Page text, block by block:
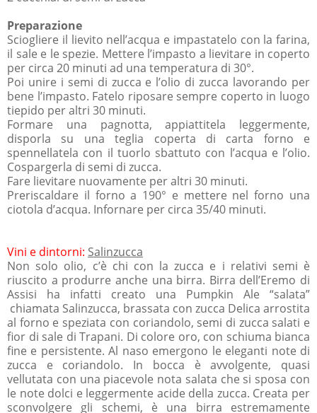
Preparazione
Sciogliere il lievito nell’acqua e impastatelo con la farina,
il sale e le spezie. Mettere l’impasto a lievitare in coperto
per circa 20 minuti ad una temperatura di 30°.
Poi unire i semi di zucca e l’olio di zucca lavorando per
bene l’impasto. Fatelo riposare sempre coperto in luogo
tiepido per altri 30 minuti.
Formare una pagnotta, appiattitela leggermente,
disporla su una teglia coperta di carta forno e
spennellatela con il tuorlo sbattuto con l’acqua e l’olio.
Cospargerla di semi di zucca.
Fare lievitare nuovamente per altri 30 minuti.
Preriscaldare il forno a 190° e mettere nel forno una
ciotola d’acqua. Infornare per circa 35/40 minuti.
Vini e dintorni: Salinzucca
Non solo olio, c’è chi con la zucca e i relativi semi è
riuscito a produrre anche una birra. Birra dell’Eremo di
Assisi ha infatti creato una Pumpkin Ale “salata”
chiamata Salinzucca, brassata con zucca Delica arrostita
al forno e speziata con coriandolo, semi di zucca salati e
fior di sale di Trapani. Di colore oro, con schiuma bianca
fine e persistente. Al naso emergono le eleganti note di
zucca e coriandolo. In bocca è avvolgente, quasi
vellutata con una piacevole nota salata che si sposa con
le note dolci e leggermente acide della zucca. Creata per
sconvolgere gli schemi, è una birra estremamente